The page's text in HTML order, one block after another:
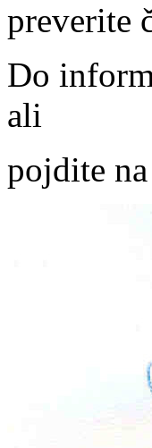
preverite
Do
ali
pojdite na